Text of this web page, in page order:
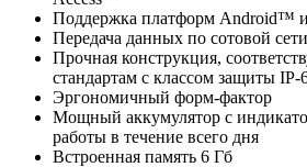
Поддержка платформ Android™
Передача данных по сотовой
Прочная конструкция,
стандартам с классом защиты IP-
Эргономичный форм-фактор
Мощный аккумулятор с
работы в течение всего дня
Встроенная память 6 Гб